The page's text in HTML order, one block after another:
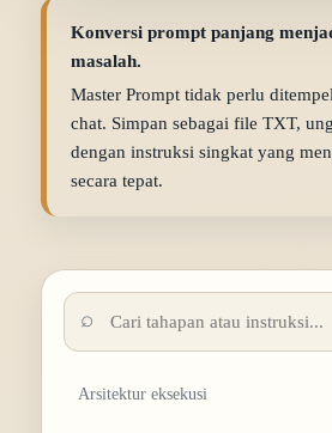
Konversi prompt panjang
masalah.
Master Prompt tidak perlu
chat. Simpan sebagai file TXT,
dengan instruksi singkat yang
secara tepat.
Arsitektur eksekusi